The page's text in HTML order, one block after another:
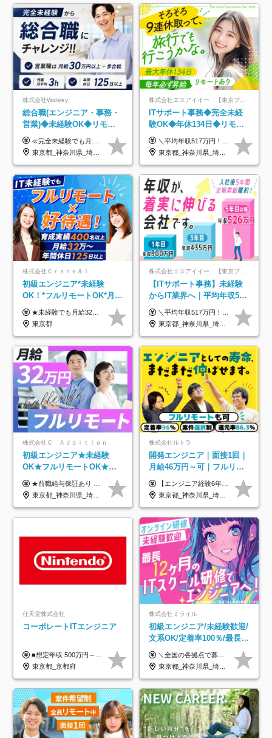
株式会社Widsley
総合職(エンジニア・事務・
営業)◆未経験OK◆リモー
トあり◆残業月3h◆服装髪
型自由
≪完全未経験でも月給40万円以上も可能です！≫ -------------- 【1】ITエンジニア 月給26万円～50万円＋プロジェクト手当＋資格手当 【2】IT事務、営業事務 月給26万円～50万円＋プロジェクト手当＋資格手当 ≪【1】【2】共通≫ ★上記給与には固定残業代20時間分(月3万719円～)を含みます。残業が超過した場合は、追加支給します(残業は月平均3時間とほぼ発生しません。残業がなくても、固定残業代は支給されます) ★試用期間6ヵ月あり（期間中は月給23万1000円～。固定残業代20時間分3万719円～を含む／超過分は別途支給） -------------- 【3】SES営業、SaaS営業 月給30万円以上＋インセンティブ＋各種手当 ★上記給与には固定残業代45時間分(月7万6967円～)を含みます。残業が超過した場合は、追加支給します(残業は月平均3時間とほぼ発生しません。残業がなくても、固定残業代は支給されます) ★試用期間6ヵ月あり(期間中も給与や福利厚生は同じです)
東京都_神奈川県_埼玉県_千葉県_大阪府_愛知県_北海道_青森県_岩手県_宮城県_秋田県_山形県_福島県_茨城県_栃木県_群馬県_新潟県_山梨県_長野県_富山県_石川県_福井県_静岡県_岐阜県_三重県_兵庫県_京都府_滋賀県_奈良県_和歌山県_広島県_岡山県_鳥取県_島根県_山口県_徳島県_香川県_愛媛県_高知県_福岡県_熊本県_佐賀県_長崎県_大分県_宮崎県_鹿児島県_沖縄県
株式会社エスアイイー 【東京プロマーケット上場】
ITサポート事務◆完全未経
験OK◆年休134日◆リモー
トOK◆残業月7h以下◆賞与
年3回◆5年目まで必ず昇給
＼平均年収517万円！入社5年目まで毎年必ず昇給／ ■賞与年3回 ■年収800万円以上も可 ■入社3年以上の平均年収469.2万円 月給23万2000円以上＋賞与年3回＋各種手当 ☆入社5年目まで最大1万5000円の定期昇給を確約 ┃各種手当充実 ・規定の資格を取得すれば、2000円～5万円を毎月支給（2万4000円～60万円／年） ・研修中に取得した取得率95％の資格でも研修後の給料UP ※月給は年齢・経験・能力を考慮して、優遇いたします ※上記月給金額は固定残業代（20時間/3万1300円円以上）を含み、超過分は別途支給いたします ※試用期間（6ヶ月）は月給に変動はありますが、その他待遇に差異はありません ├入社後1ヶ月～3ヶ月間は、月給20万1900円となります └上記金額は固定残業代（10時間／1万6000円）を含み、超過分は別途支給いたします
東京都_神奈川県_埼玉県_千葉県_大阪府_愛知県_北海道_青森県_岩手県_宮城県_秋田県_山形県_福島県_茨城県_栃木県_群馬県_新潟県_山梨県_長野県_富山県_石川県_福井県_静岡県_岐阜県_三重県_兵庫県_京都府_滋賀県_奈良県_和歌山県_広島県_岡山県_鳥取県_島根県_山口県_徳島県_香川県_愛媛県_高知県_福岡県_熊本県_佐賀県_長崎県_大分県_宮崎県_鹿児島県_沖縄県
株式会社Ｃｒａｎｅ＆Ｉ
初級エンジニア*未経験
OK！*フルリモートOK*月給
32万～*残業月9.8h*1ヶ月の
研修*資格取得率100％
★未経験でも月給32万円スタート★ 月収32万円～35万円＋各種手当（資格手当だけで毎月15万の上乗せ実績あり！） ★資格手当豊富！1資格につき最大3万円支給 ★功績手当の導入で、毎月のお給与に上乗せで最大10万円支給している社員も！ ★1回の昇級で年収数十万UPも可 ★ゆくゆくは年収1000万以上も目指せる 年俸384万円～1,162万8,000円（12分割） ※経験・スキルを考慮の上決定します ※上記金額には固定残業代（月30h分・60,800円～66,500円）を含みます ※超過分は別途全額支給します ※試用期間2ヶ月間あり（その他待遇に差異はありません）
東京都
株式会社エスアイイー 【東京プロマーケット上場】
【ITサポート事務】未経験
からIT業界へ｜平均年収517
万円｜ホワイト企業認定｜
年休134日｜リモートOK
＼平均年収517万円！入社5年目まで毎年必ず昇給／ ■賞与年3回 ■年収800万円以上も可 ■入社3年以上の平均年収469.2万円 月給23万2000円以上＋賞与年3回＋各種手当 ☆入社5年目まで最大1万5000円の定期昇給を確約 ┃各種手当充実 ・規定の資格を取得すれば、2000円～5万円を毎月支給（2万4000円～60万円／年） ・研修中に取得した取得率95％の資格でも研修後の給料UP ※月給は年齢・経験・能力を考慮して、優遇いたします ※上記月給金額は固定残業代（20時間/3万1300円円以上）を含み、超過分は別途支給いたします ※試用期間（6ヶ月）は月給に変動はありますが、その他待遇に差異はありません ├入社後1ヶ月～3ヶ月間は、月給20万1900円となります └上記金額は固定残業代（10時間／1万6000円）を含み、超過分は別途支給いたします
東京都_神奈川県_埼玉県_千葉県_大阪府_愛知県_北海道_青森県_岩手県_宮城県_秋田県_山形県_福島県_茨城県_栃木県_群馬県_新潟県_山梨県_長野県_富山県_石川県_福井県_静岡県_岐阜県_三重県_兵庫県_京都府_滋賀県_奈良県_和歌山県_広島県_岡山県_鳥取県_島根県_山口県_徳島県_香川県_愛媛県_高知県_福岡県_熊本県_佐賀県_長崎県_大分県_宮崎県_鹿児島県_沖縄県
株式会社Ｃ Ａｄｄｉｔｉｏｎ
初級エンジニア★未経験
OK★フルリモートOK★月
給32万円～★残業月10h＆
年休120日以上★副業可
★前職給与保証あり ★月給32万円以上＋インセンティブあり 月給32万円以上＋インセンティブ＋各種手当 ※上記には固定残業代（月30時間・44,400円～）を含みます ※超過分は別途支給します ※試用期間はございません ★＼成果＝あなたの収入／★ 【1】案件単価ー8万円＝あなたの給与 参画したプロジェクトの案件単価から 一律8万円引いた金額があなたの給与です！ （月給例） ■1人称での構築・小規模な詳細設計 案件単価55万円ー8万円＝月給47万円（還元率85.5%） ■大型案件の設計・構築やプロジェクト管理 案件単価90万円ー8万円＝月給82万円（還元率91.1%） ‥‥‥‥‥‥‥‥‥‥‥‥‥‥‥‥‥‥ 【2】月給の他にも豊富なインセンティブあり 全員が月3～13万円のインセンティブをゲットしています！ ≪インセンティブ制度≫ 稼働している現場で増員・交代が発生し、 当社の人員を配属が決定した際に支給。 ◇C Addition正社員が参画 ：実粗利の10%／毎月 ◇協力会社所属の社員が参画：実粗利の30%／毎月 ≪リファラル制度≫ あなたの知り合いが当社のメンバーになった際に、 毎月1人あたり2万円支給します◎ ‥‥‥‥‥‥‥‥‥‥‥‥‥‥‥‥‥‥
東京都_神奈川県_埼玉県_千葉県_大阪府_愛知県_北海道_青森県_岩手県_宮城県_秋田県_山形県_福島県_茨城県_栃木県_群馬県_新潟県_山梨県_長野県_富山県_石川県_福井県_静岡県_岐阜県_三重県_兵庫県_京都府_滋賀県_奈良県_和歌山県_広島県_岡山県_鳥取県_島根県_山口県_徳島県_香川県_愛媛県_高知県_福岡県_熊本県_佐賀県_長崎県_大分県_宮崎県_鹿児島県_沖縄県
株式会社ルトラ
開発エンジニア｜面接1回｜
月給46万円～可｜フルリモ
ートも可｜案件選択制｜定
着率96％以上｜副業OK｜住
宅手当
【エンジニア経験6年以上の方】 月給46万円～100万円（固定残業代含む） ※上記月給には月30時間分の固定残業代（月8万7,400円～月19万円）を含む。超過分は全額支給。 【エンジニア経験4年以上の方】 月給42万円～100万円（固定残業代含む） ※上記月給には月30時間分の固定残業代（月7万9,800円～月19万円）を含む。超過分は全額支給。 【エンジニア経験4年未満の方】 月給38万円～100万円（固定残業代含む） ※上記月給には月30時間分の固定残業代（月7万2,200円～月19万円）を含む。超過分は全額支給。 ※経験、スキル、前職給与などを踏まえて決定。 ◆ルトラの給与制度のポイント！◆ ・社員の95%が入社時に年収UP！最高で300万円UPの実績も ・平均還元率86.3%（交通費・住宅手当・会社負担分の社保も含む） ・人柄やポテンシャルを評価し、スキル以上の希望年収を提示することも ・退職金制度やリファラル手当（平均50万円）あり
東京都_神奈川県_埼玉県_千葉県_大阪府_愛知県_北海道_青森県_岩手県_宮城県_秋田県_山形県_福島県_茨城県_栃木県_群馬県_新潟県_山梨県_長野県_富山県_石川県_福井県_静岡県_岐阜県_三重県_兵庫県_京都府_滋賀県_奈良県_和歌山県_広島県_岡山県_鳥取県_島根県_山口県_徳島県_香川県_愛媛県_高知県_福岡県_熊本県_佐賀県_長崎県_大分県_宮崎県_鹿児島県_沖縄県
任天堂株式会社
コーポレートITエンジニア
■想定年収 500万円～900万円 月給制 月給278,000円～ ※残業が発生した場合、残業代を別途全額支給します ※試用期間2ヶ月あり(待遇や給与に差異はありません)
東京都_京都府
株式会社ミライル
初級エンジニア/未経験歓迎/
文系OK/定着率100％/最長1
年の自社ITスクール研修あ
り/年休130日
＼全国の各拠点で募集中！／ 給与は以下の通り、勤務地により異なります。 札幌：月給23万円～27万円 仙台：月給22万円～26万円 新潟：月給22万円～26万円 東京：月給26万円～30万円 大阪：月給24万円～29万円 福岡：月給23.5万円～27万円 沖縄：月給21万円～26万円 ◎給与は知識や経験を考慮して決定します。 ◎残業は別途全額支給します。 ◎試用期間12カ月あり（給与は以下の通りです。その他条件に変更はありません） （試用期間の給与） 札幌：月給18.6万円～ 仙台：月給19万円～ 新潟：月給18万円～ 東京：月給22万円～ 大阪：月給20.8万円～ 福岡：月給19万円～ 沖縄：月給18万円～
東京都_神奈川県_埼玉県_千葉県_大阪府_愛知県_北海道_青森県_岩手県_宮城県_秋田県_山形県_福島県_茨城県_栃木県_群馬県_新潟県_山梨県_長野県_富山県_石川県_福井県_静岡県_岐阜県_三重県_兵庫県_京都府_滋賀県_奈良県_和歌山県_広島県_岡山県_鳥取県_島根県_山口県_徳島県_香川県_愛媛県_高知県_福岡県_熊本県_佐賀県_長崎県_大分県_宮崎県_鹿児島県_沖縄県